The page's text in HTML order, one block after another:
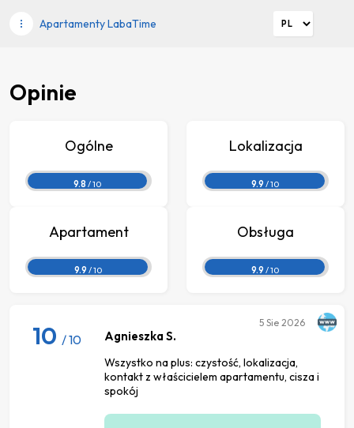
Apartamenty LabaTime
Opinie
Ogólne
9.8 / 10
Lokalizacja
9.9 / 10
Apartament
9.9 / 10
Obsługa
9.9 / 10
10 / 10 Agnieszka S.
Wszystko na plus: czystość, lokalizacja,
kontakt z właścicielem apartamentu, cisza i
spokój
5 Sie 2026